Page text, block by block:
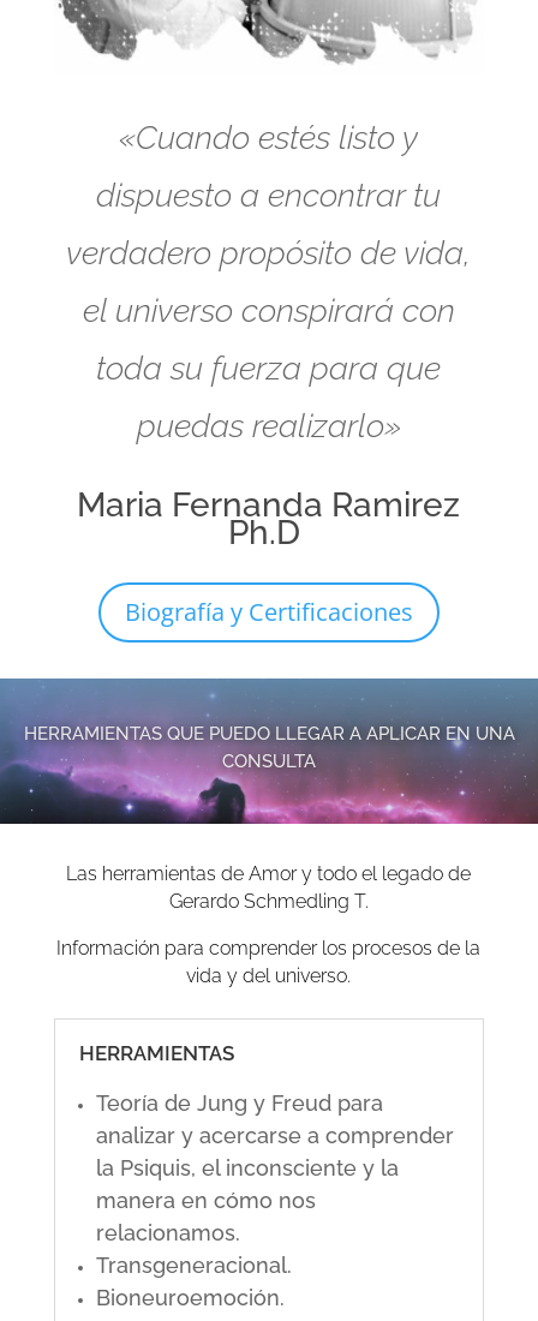
«Cuando estés listo y
dispuesto a encontrar tu
verdadero propósito de vida,
el universo conspirará con
toda su fuerza para que
puedas realizarlo»
Maria Fernanda Ramirez
Ph.D
Biografía y Certificaciones
HERRAMIENTAS QUE PUEDO LLEGAR A APLICAR EN UNA
CONSULTA
Las herramientas de Amor y todo el legado de
Gerardo Schmedling T.
Información para comprender los procesos de la
vida y del universo.
HERRAMIENTAS
Teoría de Jung y Freud para
analizar y acercarse a comprender
la Psiquis, el inconsciente y la
manera en cómo nos
relacionamos.
Transgeneracional.
Bioneuroemoción.